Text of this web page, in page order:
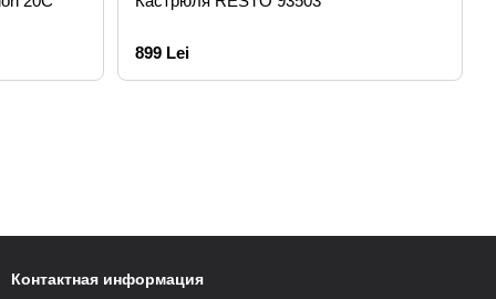
899 Lei
Контактная информация